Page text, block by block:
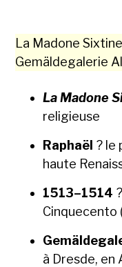
La Madone
Gemälde­ga­lerie
La Madone
religieuse
Raphaël ? le
haute
1513–1514
Cinque­cen­to
à Dres­de, en